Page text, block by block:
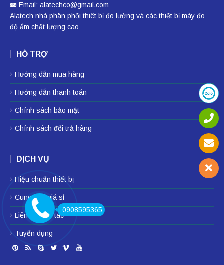
Email: alatechco@gmail.com
Alatech nhà phân phối thiêt bị đo lường và các thiết bị máy đo
độ ẩm chất lượng cao
HỖ TRỢ
Hướng dẫn mua hàng
Hướng dẫn thanh toán
Chính sách bảo mật
Chính sách đổi trả hàng
DỊCH VỤ
Hiệu chuẩn thiết bị
Cung cấp giá sỉ
Liên hệ hợp tác
Tuyển dụng
0908595365